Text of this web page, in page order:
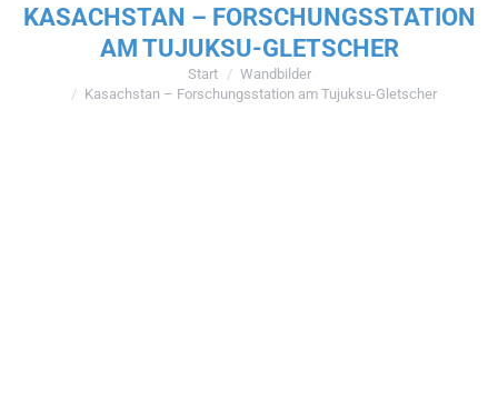
KASACHSTAN – FORSCHUNGSSTATION
AM TUJUKSU-GLETSCHER
Start
Wandbilder
Kasachstan – Forschungsstation am Tujuksu-Gletscher